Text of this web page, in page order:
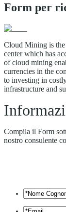
Form per
Cloud Mining is
center which has
of cloud mining
currencies in the
to investing in
infrastructure and
Compila il Form
nostro consulente